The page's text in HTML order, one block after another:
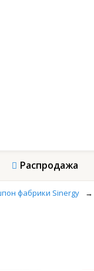
Распродажа
фабрики Sinergy →